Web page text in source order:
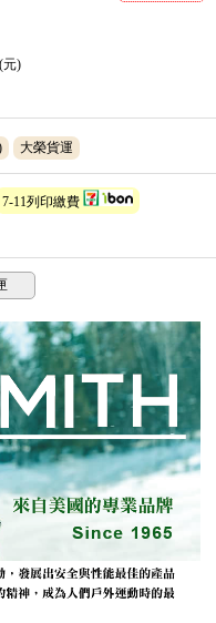
元)
大榮貨運
7-11列印繳費